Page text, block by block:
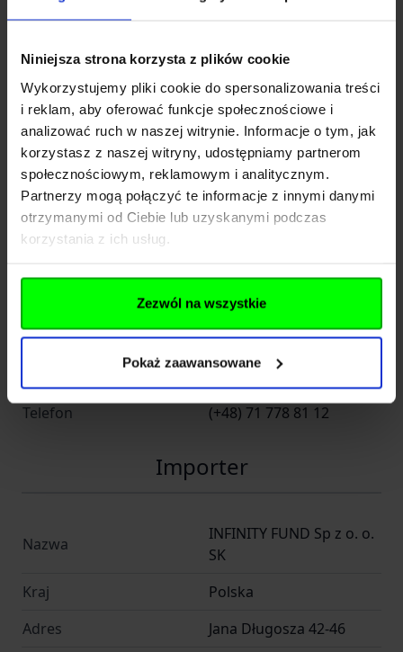
Niniejsza strona korzysta z plików cookie
Wykorzystujemy pliki cookie do spersonalizowania treści
i reklam, aby oferować funkcje społecznościowe i
analizować ruch w naszej witrynie. Informacje o tym, jak
korzystasz z naszej witryny, udostępniamy partnerom
społecznościowym, reklamowym i analitycznym.
Partnerzy mogą połączyć te informacje z innymi danymi
otrzymanymi od Ciebie lub uzyskanymi podczas
korzystania z ich usług.
Zezwól na wszystkie
Pokaż zaawansowane
Producent
G&G ARMAMENT
Producent
Nazwa
INFINITY FUND Sp z o. o.
SK
Kraj
Polska
51-162
Miasto
Wrocław
b2b@gfcorp.pl
Telefon
(+48) 71 778 81 12
Importer
Nazwa
INFINITY FUND Sp z o. o.
SK
Kraj
Polska
Adres
Jana Długosza 42-46